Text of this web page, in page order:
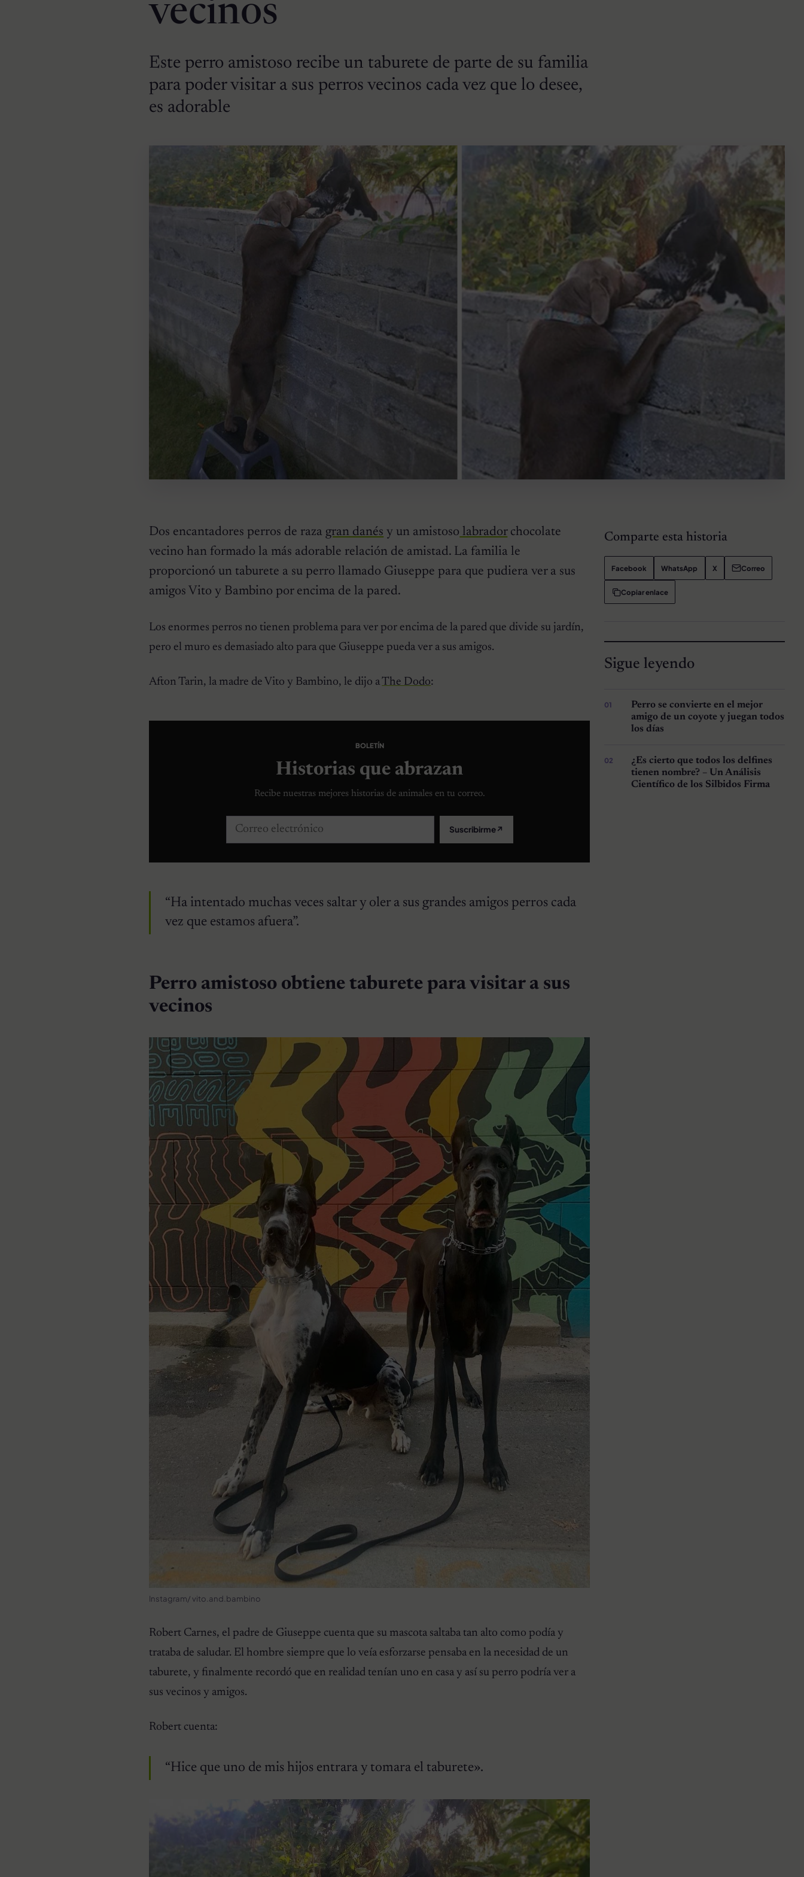
vecinos
Este perro amistoso recibe un taburete de parte de su familia
para poder visitar a sus perros vecinos cada vez que lo desee,
es adorable
Dos encantadores perros de raza gran danés y un amistoso labradorchocolate
vecino han formado la más adorable relación de amistad. La familia le
proporcionó un taburete a su perro llamado Giuseppe para que pudiera ver a sus
amigos Vito y Bambino por encima de la pared.
Los enormes perros no tienen problema para ver por encima de la pared que divide su jardín,
pero el muro es demasiado alto para que Giuseppe pueda ver a sus amigos.
Afton Tarin, la madre de Vito y Bambino, le dijo aThe Dodo:
BOLETÍN
Historias que abrazan
Recibe nuestras mejores historias de animales en tu correo.
Correo electrónico Suscribirme↗
“Ha intentado muchas veces saltar y oler a sus grandes amigos perros cada
vez que estamos afuera”.
Perro amistoso obtiene taburete para visitar a sus
vecinos
Instagram/ vito.and.bambino
Robert Carnes, el padre de Giuseppe cuenta que su mascota saltaba tan alto como podía y
trataba de saludar. El hombre siempre que lo veía esforzarse pensaba en la necesidad de un
taburete, y finalmente recordó que en realidad tenían uno en casa y así su perro podría ver a
sus vecinos y amigos.
Robert cuenta:
“Hice que uno de mis hijos entrara y tomara el taburete».
Comparte esta historia
Facebook WhatsApp X Correo
Copiar enlace
Sigue leyendo
Perro se convierte en el mejor
amigo de un coyote y juegan todos
los días
¿Es cierto que todos los delfines
tienen nombre? – Un Análisis
Científico de los Silbidos Firma